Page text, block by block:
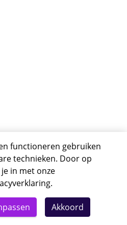
Deze reis nu boeken
functioneren gebruiken
technieken. Door op
in met onze
.
Akkoord